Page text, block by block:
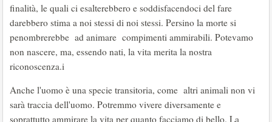
finalità, le quali ci esalterebbero e soddisfacendoci del fare
darebbero stima a noi stessi di noi stessi. Persino la morte si
penombrerebbe ad animare compimenti ammirabili. Potevamo
non nascere, ma, essendo nati, la vita merita la nostra
riconoscenza.i
Anche l'uomo è una specie transitoria, come altri animali non vi
sarà traccia dell'uomo. Potremmo vivere diversamente e
soprattutto ammirare la vita per quanto facciamo di bello. La